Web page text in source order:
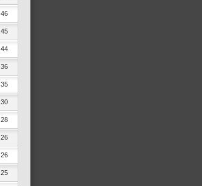
46
45
44
36
35
30
28
26
26
25